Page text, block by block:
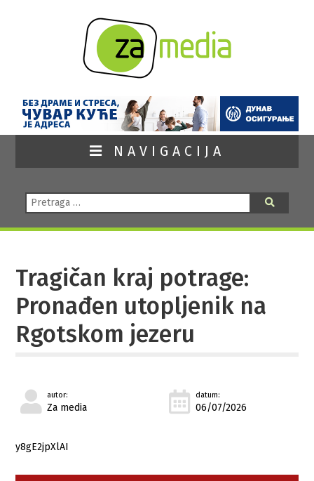
NAVIGACIJA
Pretraga:
Tragičan kraj potrage:
Pronađen utopljenik na
Rgotskom jezeru
autor:
Za media
datum:
06/07/2026
y8gE2jpXlAI